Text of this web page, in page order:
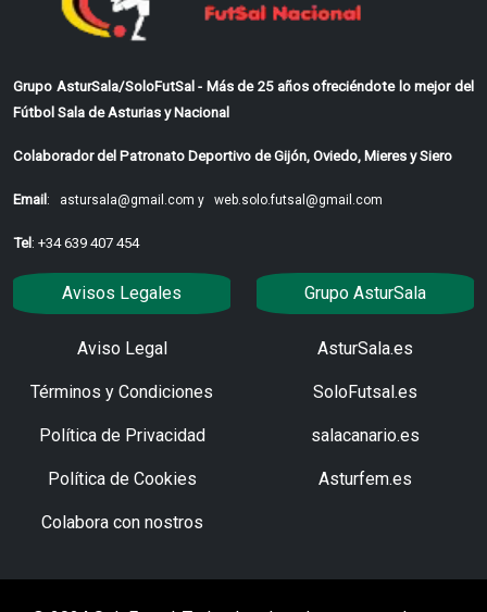
Grupo AsturSala/SoloFutSal - Más de 25 años ofreciéndote lo mejor del
Fútbol Sala de Asturias y Nacional
Colaborador del Patronato Deportivo de Gijón, Oviedo, Mieres y Siero
Email: astursala@gmail.com y web.solo.futsal@gmail.com
Tel: +34 639 407 454
Avisos Legales
Aviso Legal
Términos y Condiciones
Política de Privacidad
Política de Cookies
Colabora con nostros
Grupo AsturSala
AsturSala.es
SoloFutsal.es
salacanario.es
Asturfem.es